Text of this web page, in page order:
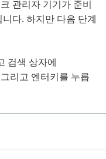
관리자 기기가 준비
다. 하지만 다음 단계
검색 상자에
리고 엔터키를 누릅